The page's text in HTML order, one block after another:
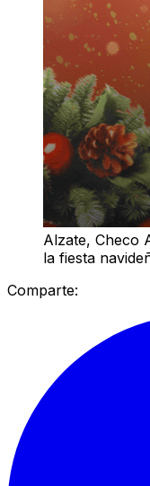
Alzate, Checo
la fiesta
Comparte: